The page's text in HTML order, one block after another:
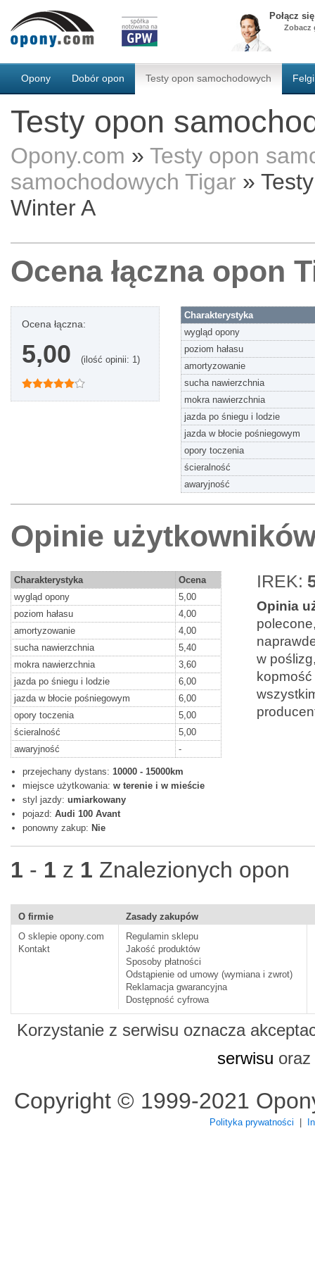
Połącz
Zobacz
Opony Dobór opon Testy opon samochodowych
Testy opon
Opony.com » Testy opon
samochodowych Tigar »
Winter A
Ocena łączna opon
Ocena łączna:
5,00 (ilość opinii: 1)
Charakterystyka
wygląd opony
poziom hałasu
amortyzowanie
sucha nawierzchnia
mokra nawierzchnia
jazda po śniegu i lodzie
jazda w błocie pośniegowym
opory toczenia
ścieralność
awaryjność
Opinie
Charakterystyka
Ocena
wygląd opony
5,00
poziom hałasu
4,00
amortyzowanie
4,00
sucha nawierzchnia
5,40
mokra nawierzchnia
3,60
jazda po śniegu i lodzie
6,00
jazda w błocie pośniegowym
6,00
opory toczenia
5,00
ścieralność
5,00
awaryjność
-
przejechany dystans: 10000 - 15000km
miejsce użytkowania: w terenie i w mieście
styl jazdy: umiarkowany
pojazd: Audi 100 Avant
ponowny zakup: Nie
IREK:
Opinia
w
1 - 1 z 1 Znalezionych opon
O firmie
O sklepie opony.com
Kontakt
Zasady zakupów
Regulamin sklepu
Jakość produktów
Sposoby płatności
Odstąpienie od umowy (wymiana i zwrot)
Reklamacja gwarancyjna
Dostępność cyfrowa
Korzystanie z serwisu oznacza
serwisu oraz
Copyright © 1999-2021
Polityka prywatności